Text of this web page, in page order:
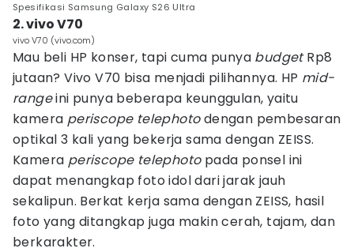
Spesifikasi Samsung Galaxy S26 Ultra
2. vivo V70
vivo V70 (vivo.com)
Mau beli HP konser, tapi cuma punya budgetRp8
jutaan? Vivo V70 bisa menjadi pilihannya. HP mid-
rangeini punya beberapa keunggulan, yaitu
kamera periscope telephotodengan pembesaran
optikal 3 kali yang bekerja sama dengan ZEISS.
Kamera periscope telephoto pada ponsel ini
dapat menangkap foto idol dari jarak jauh
sekalipun. Berkat kerja sama dengan ZEISS, hasil
foto yang ditangkap juga makin cerah, tajam, dan
berkarakter.